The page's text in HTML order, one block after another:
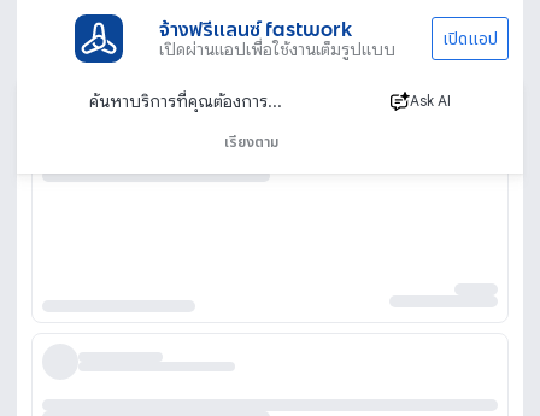
จ้างฟรีแลนซ์ fastwork
เปิดผ่านแอปเพื่อใช้งานเต็มรูปแบบ เปิดแอป
Ask AI
เรียงตาม